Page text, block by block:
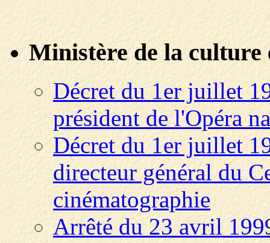
Ministère de la culture
Décret du 1er juillet
président de l'Opéra
Décret du 1er juillet
directeur général du
cinématographie
Arrêté du 23 avril